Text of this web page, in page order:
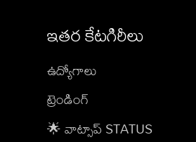
ఇతర కేటగిరీలు
ఉద్యోగాలు
ట్రెండింగ్
🌟 వాట్సాప్ STATUS